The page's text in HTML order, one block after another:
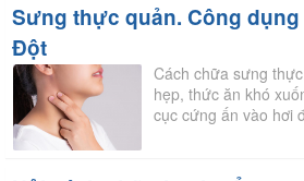
Sưng thực quản. Công
Đột
Cách chữa sưng
hẹp, thức ăn khó
cục cứng ấn vào hơi